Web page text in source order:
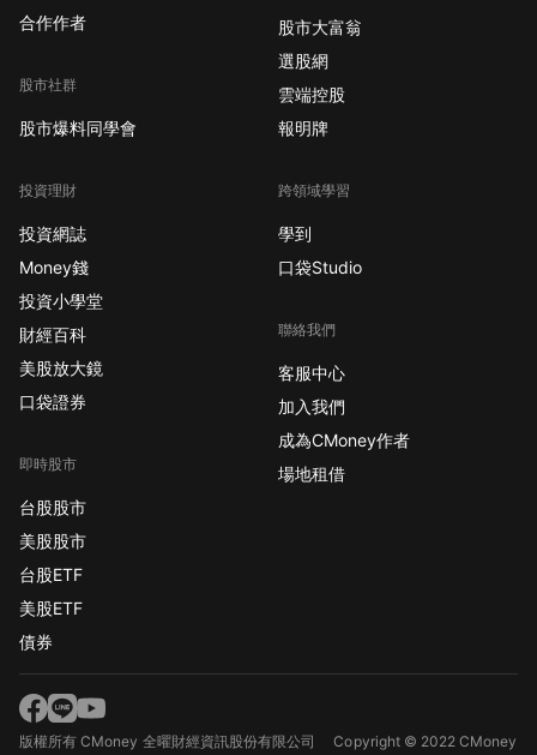
合作作者
股市社群
股市爆料同學會
投資理財
投資網誌
Money錢
投資小學堂
財經百科
美股放大鏡
口袋證券
即時股市
台股股市
美股股市
台股ETF
美股ETF
債券
股市大富翁
選股網
雲端控股
報明牌
跨領域學習
學到
口袋Studio
聯絡我們
客服中心
加入我們
成為CMoney作者
場地租借
版權所有 CMoney 全曜財經資訊股份有限公司Copyright © 2022 CMoney